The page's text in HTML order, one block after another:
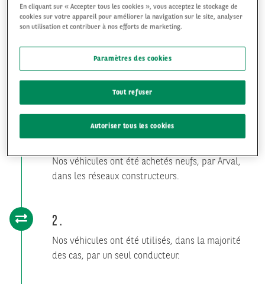
certitude de pouvoir proposer, à votre tour,
des véhicules de qualité à vos clients.
NOS GAGES DE QUALITÉ ET DE TRANSPARENCE
1
Nos véhicules ont été achetés neufs, par Arval,
dans les réseaux constructeurs.
2
Nos véhicules ont été utilisés, dans la majorité
des cas, par un seul conducteur.
En cliquant sur « Accepter tous les cookies », vous acceptez le stockage de
cookies sur votre appareil pour améliorer la navigation sur le site, analyser
son utilisation et contribuer à nos efforts de marketing.
Paramètres des cookies
Tout refuser
Autoriser tous les cookies